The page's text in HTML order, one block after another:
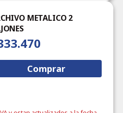
METALICO 2
Comprar